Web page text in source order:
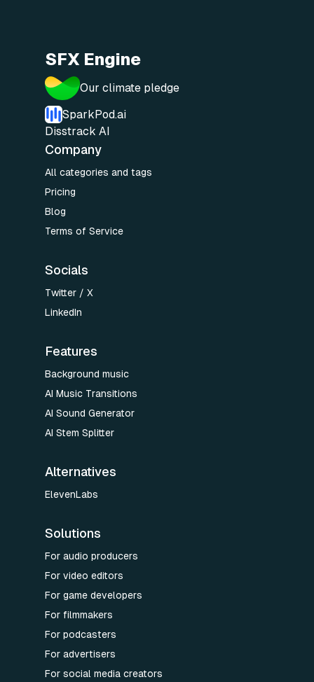
SFX Engine
Our climate pledge
SparkPod.ai
Disstrack AI
Company
All categories and tags
Pricing
Blog
Terms of Service
Socials
Twitter / X
LinkedIn
Features
Background music
AI Music Transitions
AI Sound Generator
AI Stem Splitter
Alternatives
ElevenLabs
Solutions
For audio producers
For video editors
For game developers
For filmmakers
For podcasters
For advertisers
For social media creators